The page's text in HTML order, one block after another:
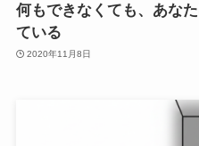
何もできなくても、あな
ている
2020年11月8日